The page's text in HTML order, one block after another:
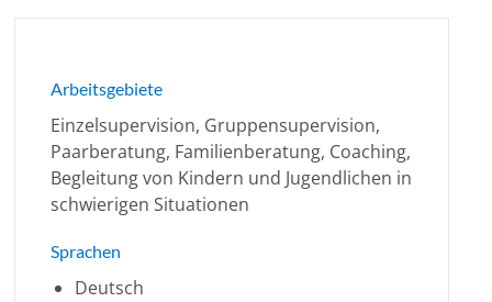
Arbeitsgebiete
Einzelsupervision, Gruppensupervision,
Paarberatung, Familienberatung, Coaching,
Begleitung von Kindern und Jugendlichen in
schwierigen Situationen
Sprachen
Deutsch